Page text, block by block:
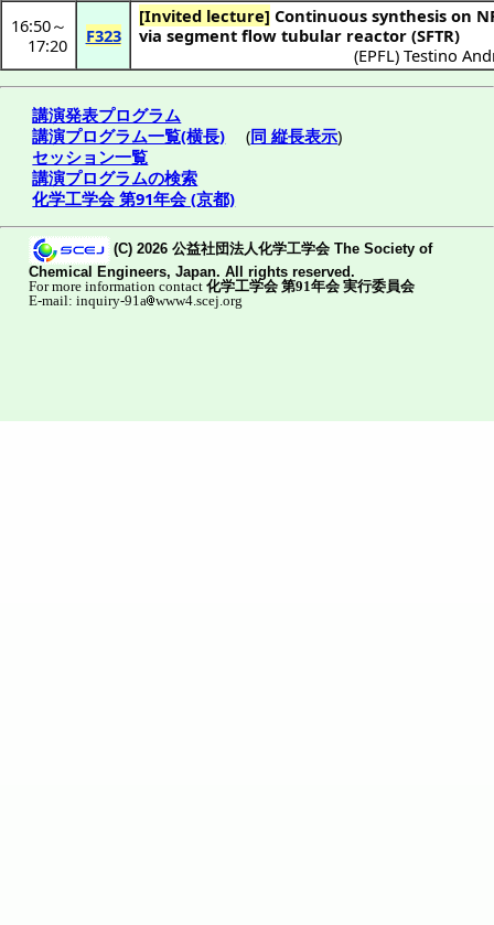
16:50～
17:20
F323
[Invited lecture] Continuous synthesis on NPs
via segment flow tubular reactor (SFTR)
(EPFL) Testino
講演発表プログラム
講演プログラム一覧(横長) (同 縦長表示)
セッション一覧
講演プログラムの検索
化学工学会 第91年会 (京都)
(C) 2026 公益社団法人化学工学会 The Society of
Chemical Engineers, Japan. All rights reserved.
For more information contact 化学工学会 第91年会 実行委員会
E-mail: inquiry-91a www4.scej.org